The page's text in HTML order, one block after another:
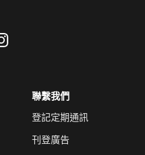
聯繫我們
登記定期通訊
刊登廣告